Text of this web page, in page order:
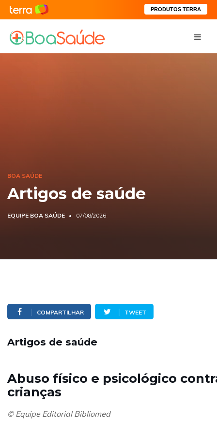
PRODUTOS TERRA
BOA SAÚDE
Artigos de saúde
EQUIPE BOA SAÚDE 07/08/2026
COMPARTILHAR TWEET
Artigos de saúde
Abuso físico e psicológico
crianças
© Equipe Editorial Bibliomed